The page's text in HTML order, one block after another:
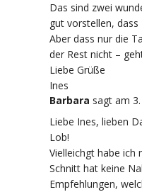
Das sind zwei
gut vorstellen,
Aber dass nur die
der Rest nicht –
Liebe Grüße
Ines
Barbara sagt am
Liebe Ines, lieben
Lob!
Vielleichgt habe ich
Schnitt hat keine
Empfehlungen,